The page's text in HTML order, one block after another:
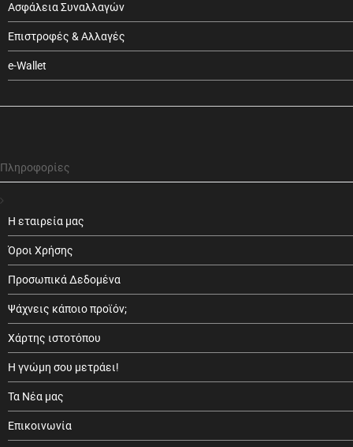
Ασφάλεια Συναλλαγών
Επιστροφές & Αλλαγές
e-Wallet
Πληροφορίες
Η εταιρεία μας
Όροι Χρήσης
Προσωπικά Δεδομένα
Ψάχνεις κάποιο προϊόν;
Χάρτης ιστοτόπου
Η γνώμη σου μετράει!
Τα Νέα μας
Επικοινωνία